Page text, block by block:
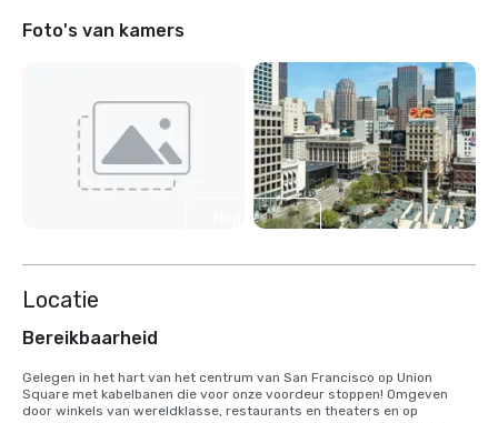
Foto's van kamers
Nog 4
Locatie
Bereikbaarheid
Gelegen in het hart van het centrum van San Francisco op Union
Square met kabelbanen die voor onze voordeur stoppen! Omgeven
door winkels van wereldklasse, restaurants en theaters en op